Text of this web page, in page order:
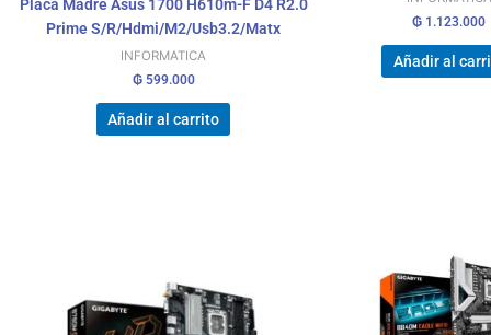
Placa Madre Asus 1700 H610m-F D4 R2.0
Prime S/R/Hdmi/M2/Usb3.2/Matx
INFORMATICA
₲599.000
Añadir al carrito
₲ 1.123.000
Añadir al